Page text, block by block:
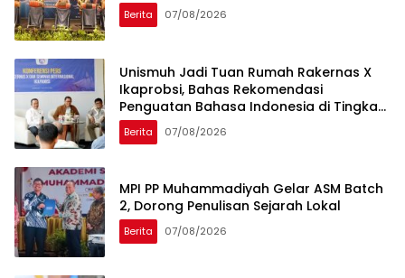
Berita 07/08/2026
Unismuh Jadi Tuan Rumah Rakernas X
Ikaprobsi, Bahas Rekomendasi
Penguatan Bahasa Indonesia di Tingkat
Global
Berita 07/08/2026
MPI PP Muhammadiyah Gelar ASM Batch
2, Dorong Penulisan Sejarah Lokal
Berita 07/08/2026